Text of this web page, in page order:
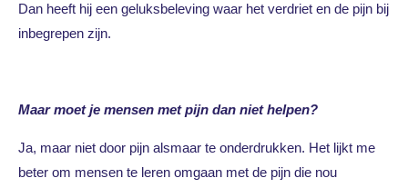
Dan heeft hij een geluksbeleving waar het verdriet en de pijn bij
inbegrepen zijn.
Maar moet je mensen met pijn dan niet helpen?
Ja, maar niet door pijn alsmaar te onderdrukken. Het lijkt me
beter om mensen te leren omgaan met de pijn die nou